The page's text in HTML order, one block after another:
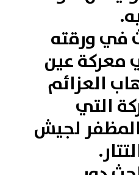
في ورقته
معركة عين
العزائم
التي
المظفر لجيش